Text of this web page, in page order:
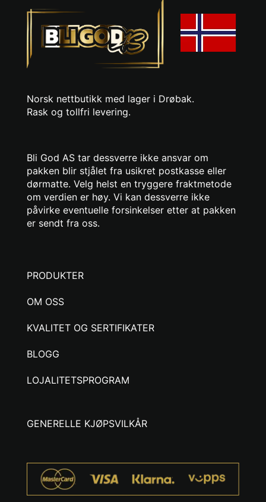
Norsk nettbutikk med lager i Drøbak.
Rask og tollfri levering.
Bli God AS tar dessverre ikke ansvar om
pakken blir stjålet fra usikret postkasse eller
dørmatte. Velg helst en tryggere fraktmetode
om verdien er høy. Vi kan dessverre ikke
påvirke eventuelle forsinkelser etter at pakken
er sendt fra oss.
PRODUKTER
OM OSS
KVALITET OG SERTIFIKATER
BLOGG
LOJALITETSPROGRAM
GENERELLE KJØPSVILKÅR